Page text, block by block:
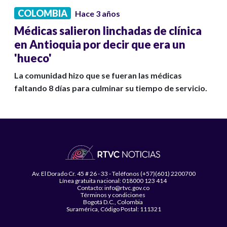
COLOMBIA Hace 3 años
Médicas salieron linchadas de clínica
en Antioquia por decir que era un
'hueco'
La comunidad hizo que se fueran las médicas
faltando 8 días para culminar su tiempo de servicio.
Av. El Dorado Cr. 45 # 26 - 33 - Teléfonos (+57)(601) 2200700
Línea gratuita nacional: 018000 123 414
Contacto: info@rtvc.gov.co
Términos y condiciones
Bogotá D.C., Colombia
Suramérica, Código Postal: 111321